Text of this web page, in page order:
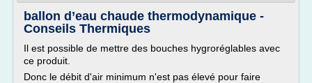
ballon d’eau chaude thermodynamique -
Conseils Thermiques
Il est possible de mettre des bouches hygroréglables avec
ce produit.
Donc le débit d'air minimum n'est pas élevé pour faire